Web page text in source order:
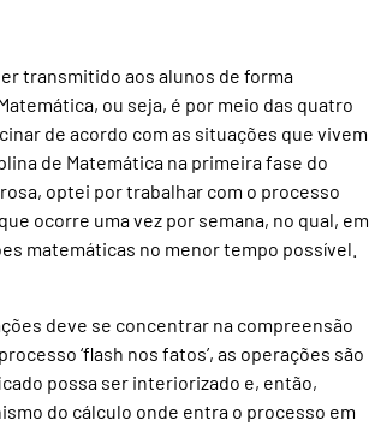
transmitido aos alunos de forma
ou seja, é por meio das quatro
de acordo com as situações que vivem
de Matemática na primeira fase do
optei por trabalhar com o processo
ocorre uma vez por semana, no qual, em
matemáticas no menor tempo possível.
deve se concentrar na compreensão
‘flash nos fatos’, as operações são
possa ser interiorizado e, então,
do cálculo onde entra o processo em